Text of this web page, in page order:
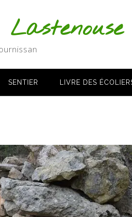
SENTIER LIVRE DES